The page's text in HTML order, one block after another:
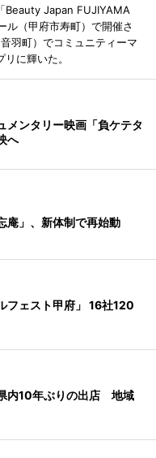
Beauty Japan FUJIYAMA
ル（甲府市寿町）で開催さ
羽町）でコミュニティーマ
に輝いた。
メンタリー映画「負ケテタ
へ
庵」、新体制で再始動
フェスト甲府」 16社120
内10年ぶりの出店 地域